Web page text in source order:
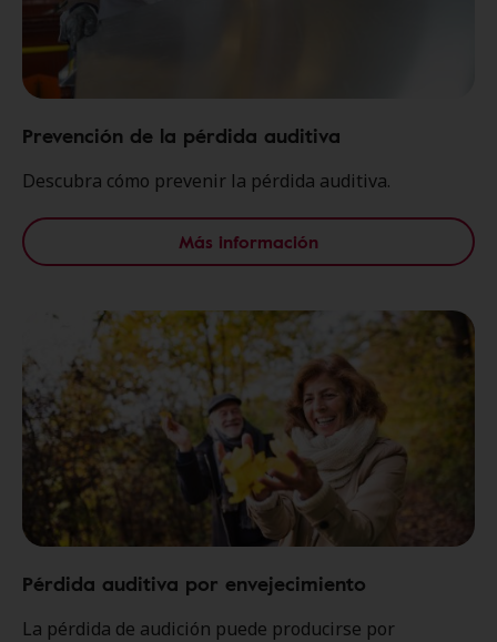
Prevención de la pérdida auditiva
Descubra cómo prevenir la pérdida auditiva.
Más información
Pérdida auditiva por envejecimiento
La pérdida de audición puede producirse por